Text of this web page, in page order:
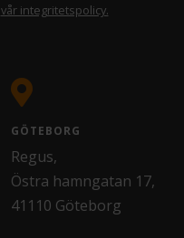
vår integritetspolicy.
GÖTEBORG
Regus,
Östra hamngatan 17,
41110 Göteborg